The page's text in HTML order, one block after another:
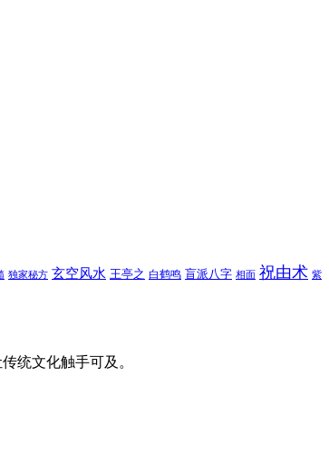
独家秘方 玄空风水 王亭之 白鹤鸣 盲派八字 相面 祝由术 紫
统文化触手可及。